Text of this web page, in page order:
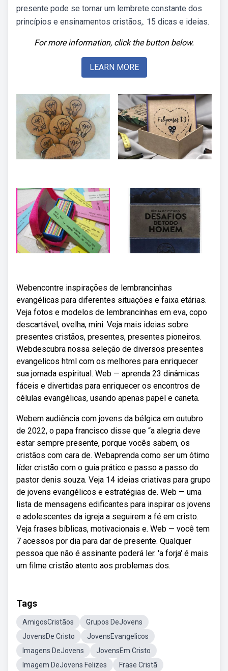
presente pode se tornar um lembrete constante dos
princípios e ensinamentos cristãos,. 15 dicas e ideias.
For more information, click the button below.
LEARN MORE
Webencontre inspirações de lembrancinhas
evangélicas para diferentes situações e faixa etárias.
Veja fotos e modelos de lembrancinhas em eva, copo
descartável, ovelha, mini. Veja mais ideias sobre
presentes cristãos, presentes, presentes pioneiros.
Webdescubra nossa seleção de diversos presentes
evangelicos html com os melhores para enriquecer
sua jornada espiritual. Web — aprenda 23 dinâmicas
fáceis e divertidas para enriquecer os encontros de
células evangélicas, usando apenas papel e caneta.
Webem audiência com jovens da bélgica em outubro
de 2022, o papa francisco disse que “a alegria deve
estar sempre presente, porque vocês sabem, os
cristãos com cara de. Webaprenda como ser um ótimo
líder cristão com o guia prático e passo a passo do
pastor denis souza. Veja 14 ideias criativas para grupo
de jovens evangélicos e estratégias de. Web — uma
lista de mensagens edificantes para inspirar os jovens
e adolescentes da igreja a seguirem a fé em cristo.
Veja frases bíblicas, motivacionais e. Web — você tem
7 acessos por dia para dar de presente. Qualquer
pessoa que não é assinante poderá ler. 'a forja' é mais
um filme cristão atento aos problemas dos.
Tags
AmigosCristãos
Grupos DeJovens
JovensDe Cristo
JovensEvangelicos
Imagens DeJovens
JovensEm Cristo
Imagem DeJovens Felizes
Frase Cristã